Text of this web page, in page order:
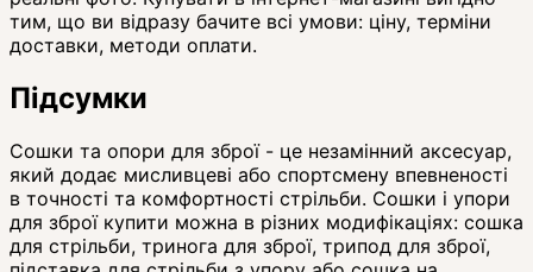
тим, що ви відразу бачите всі умови: ціну, терміни
доставки, методи оплати.
Підсумки
Сошки та опори для зброї - це незамінний аксесуар,
який додає мисливцеві або спортсмену впевненості
в точності та комфортності стрільби. Сошки і упори
для зброї купити можна в різних модифікаціях: сошка
для стрільби, тринога для зброї, трипод для зброї,